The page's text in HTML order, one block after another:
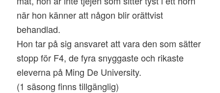
när hon känner att någon blir orättvist
behandlad.
Hon tar på sig ansvaret att vara den som sätter
stopp för F4, de fyra snyggaste och rikaste
eleverna på Ming De University.
(1 säsong finns tillgänglig)